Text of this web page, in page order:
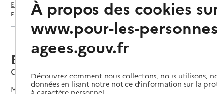
EHPAD par département
Aisne (02)
Chevresis-Monceau
EHPAD de Chevresis Monceau
Retour aux résultats de l'annuaire
EHPAD de Chevresis Monceau
Chevresis-Monceau, AISNE
Mis à jour le22/06/2026
À propos des cookies
www.pour-les-
agees.gouv.fr
Découvrez comment nous collectons, nous utilisons,
données en lisant notre notice d’information sur la